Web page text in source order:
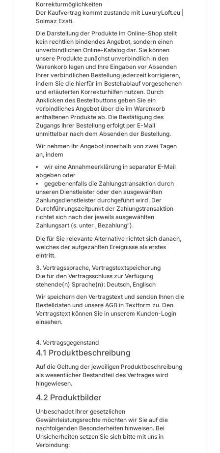
Korrekturmöglichkeiten
Der Kaufvertrag kommt zustande mit LuxuryLoft.eu |
Solmaz Ezati.
Die Darstellung der Produkte im Online-Shop stellt
kein rechtlich bindendes Angebot, sondern einen
unverbindlichen Online-Katalog dar. Sie können
unsere Produkte zunächst unverbindlich in den
Warenkorb legen und Ihre Eingaben vor Absenden
Ihrer verbindlichen Bestellung jederzeit korrigieren,
indem Sie die hierfür im Bestellablauf vorgesehenen
und erläuterten Korrekturhilfen nutzen. Durch
Anklicken des Bestellbuttons geben Sie ein
verbindliches Angebot über die im Warenkorb
enthaltenen Produkte ab. Die Bestätigung des
Zugangs Ihrer Bestellung erfolgt per E-Mail
unmittelbar nach dem Absenden der Bestellung.
Wir nehmen Ihr Angebot innerhalb von zwei Tagen
an, indem
wir eine Annahmeerklärung in separater E-Mail
abgeben oder
gegebenenfalls die Zahlungstransaktion durch
unseren Dienstleister oder den ausgewählten
Zahlungsdienstleister durchgeführt wird. Der
Durchführungszeitpunkt der Zahlungstransaktion
richtet sich nach der jeweils ausgewählten
Zahlungsart (s. unter „Bezahlung“).
Die für Sie relevante Alternative richtet sich danach,
welches der aufgezählten Ereignisse als erstes
eintritt.
3. Vertragssprache, Vertragstextspeicherung
Die für den Vertragsschluss zur Verfügung
stehende(n) Sprache(n): Deutsch, Englisch
Wir speichern den Vertragstext und senden Ihnen die
Bestelldaten und unsere AGB in Textform zu. Den
Vertragstext können Sie in unserem Kunden-Login
einsehen.
4. Vertragsgegenstand
4.1 Produktbeschreibung
Auf die Geltung der jeweiligen Produktbeschreibung
als wesentlicher Bestandteil des Vertrages wird
hingewiesen.
4.2 Produktbilder
Unbeschadet Ihrer gesetzlichen
Gewährleistungsrechte möchten wir Sie auf die
nachfolgenden Besonderheiten hinweisen. Bei
Unsicherheiten setzen Sie sich bitte mit uns in
Verbindung: